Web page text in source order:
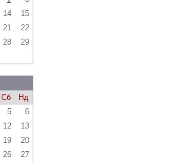
14
15
21
22
28
29
Сб
Нд
5
6
12
13
19
20
26
27